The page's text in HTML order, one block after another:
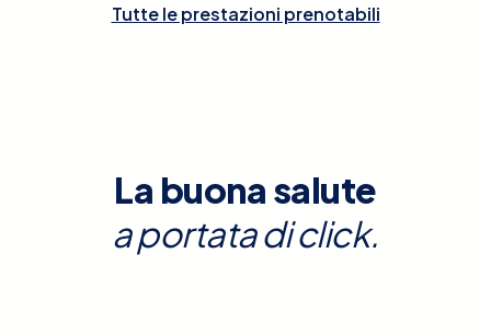
Tutte le prestazioni prenotabili
La buona salute
a portata di click.